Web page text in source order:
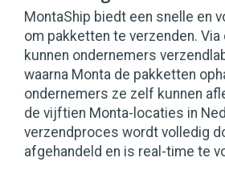
MontaShip biedt een snelle en
om pakketten te verzenden.
kunnen ondernemers
waarna Monta de pakketten
ondernemers ze zelf kunnen
de vijftien Monta-locaties in
verzendproces wordt volledig
afgehandeld en is real-time te